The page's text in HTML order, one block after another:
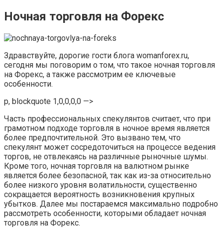
Ночная торговля на Форекс
Здравствуйте, дорогие гости блога womanforex.ru,
сегодня мы поговорим о том, что такое ночная торговля
на Форекс, а также рассмотрим ее ключевые
особенности.
p, blockquote 1,0,0,0,0 —>
Часть профессиональных спекулянтов считает, что при
грамотном подходе торговля в ночное время является
более предпочтительной. Это вызвано тем, что
спекулянт может сосредоточиться на процессе ведения
торгов, не отвлекаясь на различные рыночные шумы.
Кроме того, ночная торговля на валютном рынке
является более безопасной, так как из-за относительно
более низкого уровня волатильности, существенно
сокращается вероятность возникновения крупных
убытков. Далее мы постараемся максимально подробно
рассмотреть особенности, которыми обладает ночная
торговля на Форекс.